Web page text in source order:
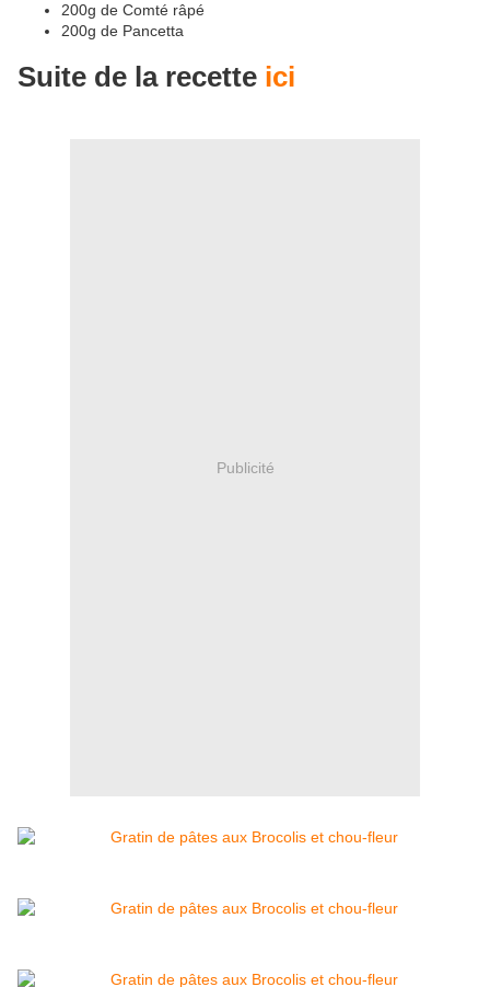
200g de Comté râpé
200g de Pancetta
Suite de la recette ici
Publicité